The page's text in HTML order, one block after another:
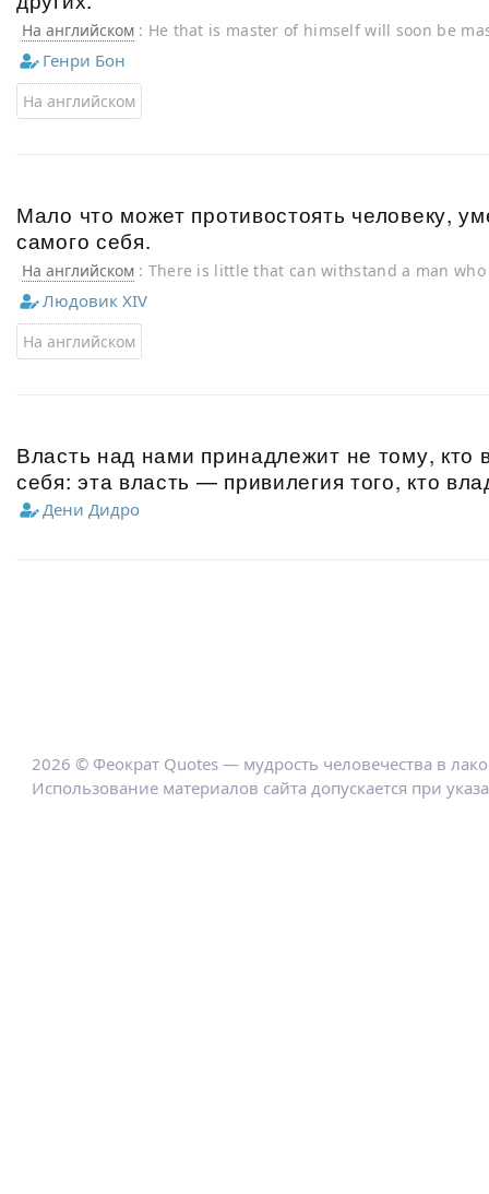
На английском : He that is master of himself will soon be
Генри Бон
На английском
Мало что может противостоять человеку,
самого себя.
На английском : There is little that can withstand a man
Людовик XIV
На английском
Власть над нами принадлежит не тому, кто
себя: эта власть — привилегия того, кто
Дени Дидро
2026 © Феократ Quotes — мудрость человечества в
Использование материалов сайта допускается при